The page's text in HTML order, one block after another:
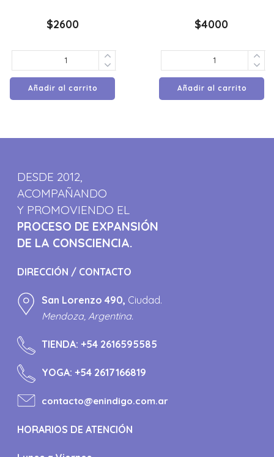
$2600
Añadir al carrito
$4000
Añadir al carrito
DESDE 2012,
ACOMPAÑANDO
Y PROMOVIENDO EL
PROCESO DE EXPANSIÓN
DE LA CONSCIENCIA.
DIRECCIÓN / CONTACTO
San Lorenzo 490, Ciudad.
Mendoza, Argentina.
TIENDA:+54 2616595585
YOGA:+54 2617166819
contacto@enindigo.com.ar
HORARIOS DE ATENCIÓN